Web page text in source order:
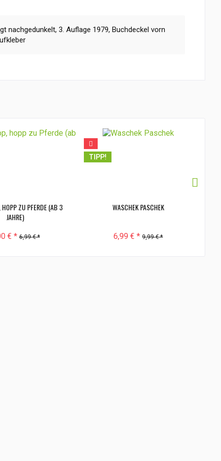
nachgedunkelt, 3. Auflage 1979, Buchdeckel vorn
HOPP ZU PFERDE (AB 3
JAHRE)
€ * 6,99 € *
TIPP!
WASCHEK PASCHEK
6,99 € * 9,99 € *